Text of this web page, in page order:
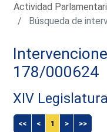
Actividad
Búsqueda de
178/000624
XIV
<< < 1 > >>